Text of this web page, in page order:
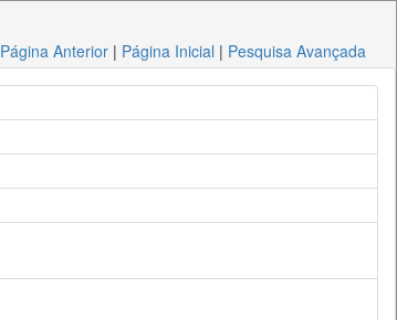
Página Anterior | Página Inicial | Pesquisa Avançada